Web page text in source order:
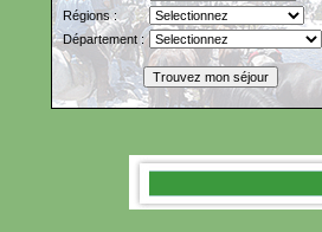
Régions :
Département :